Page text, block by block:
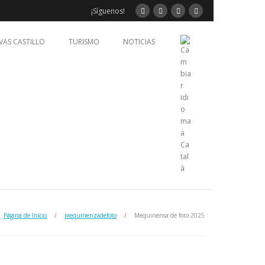
¡Síguenos!
CASTILLO TURISMO NOTICIAS
Página de Inicio / mequinenzadefoto / Mequinensa de foto 2025